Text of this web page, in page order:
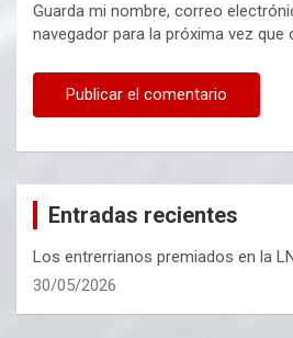
Guarda mi nombre, correo
navegador para la próxima vez que
Entradas recientes
Los entrerrianos premiados en la
30/05/2026